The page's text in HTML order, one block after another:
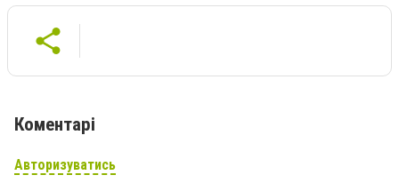
Коментарі
Авторизуватись